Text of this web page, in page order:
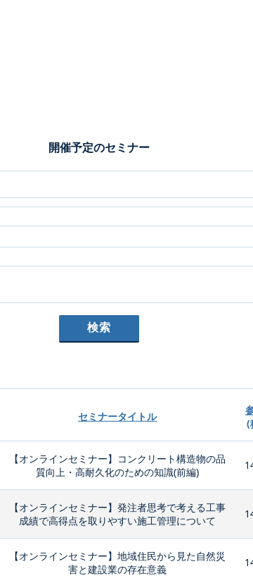
開催予定のセミナー
セミナータイトル
(
【オンラインセミナー】コンクリート構造物の品
質向上・高耐久化のための知識(前編)
【オンラインセミナー】発注者思考で考える工事
成績で高得点を取りやすい施工管理について
【オンラインセミナー】地域住民から見た自然災
害と建設業の存在意義